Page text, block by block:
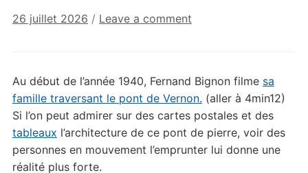
26 juillet 2026 / Leave a comment
Au début de l’année 1940, Fernand Bignon filme sa
famille traversant le pont de Vernon. (aller à 4min12)
Si l’on peut admirer sur des cartes postales et des
tableaux l’architecture de ce pont de pierre, voir des
personnes en mouvement l’emprunter lui donne une
réalité plus forte.